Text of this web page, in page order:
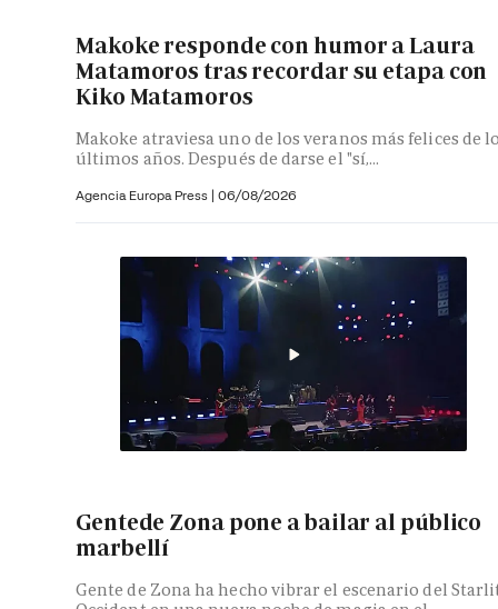
Makoke responde con humor a Laura
Matamoros tras recordar su etapa con
Kiko Matamoros
Makoke atraviesa uno de los veranos más felices de
últimos años. Después de darse el "sí,...
Agencia Europa Press | 06/08/2026
Gentede Zona pone a bailar al público
marbellí
Gente de Zona ha hecho vibrar el escenario del